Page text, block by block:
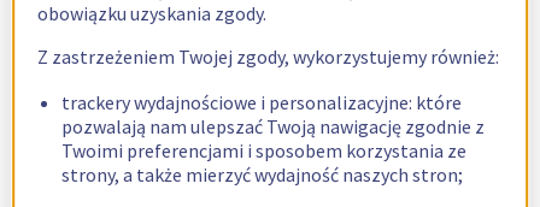
obowiązku uzyskania zgody.
Z zastrzeżeniem Twojej zgody, wykorzystujemy również:
trackery wydajnościowe i personalizacyjne: które
pozwalają nam ulepszać Twoją nawigację zgodnie z
Twoimi preferencjami i sposobem korzystania ze
strony, a także mierzyć wydajność naszych stron;